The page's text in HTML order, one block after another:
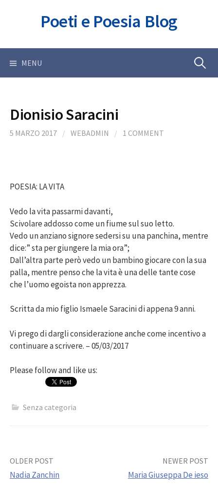
Poeti e Poesia Blog
MENU Ricerca
Dionisio Saracini
5 MARZO 2017 / WEBADMIN / 1 COMMENT
POESIA: LA VITA
Vedo la vita passarmi davanti,
Scivolare addosso come un fiume sul suo letto.
Vedo un anziano signore sedersi su una panchina, mentre
dice:” sta per giungere la mia ora”;
Dall’altra parte però vedo un bambino giocare con la sua
palla, mentre penso che la vita è una delle tante cose
che l’uomo egoista non apprezza.
Scritta da mio figlio Ismaele Saracini di appena 9 anni.
Vi prego di dargli considerazione anche come incentivo a
continuare a scrivere. – 05/03/2017
Please follow and like us:
Senza categoria
Post
OLDER POST
Nadia Zanchin
NEWER POST
Maria Giuseppa De ieso